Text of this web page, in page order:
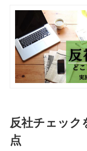
反社チェック
点